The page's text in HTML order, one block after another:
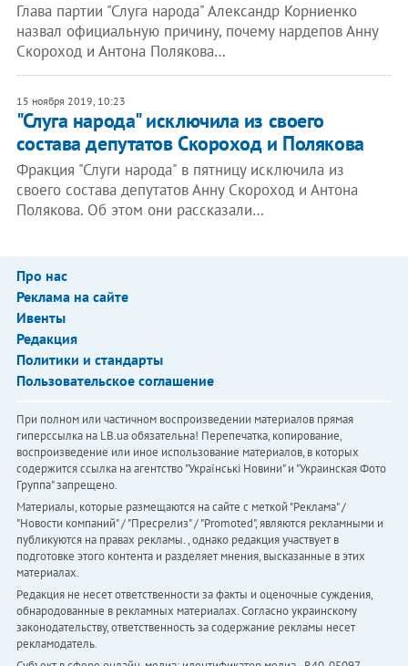
Глава партии "Слуга народа" Александр Корниенко
назвал официальную причину, почему нардепов Анну
Скороход и Антона Полякова…
15 ноября 2019, 10:23
"Слуга народа" исключила из своего
состава депутатов Скороход и Полякова
Фракция "Слуги народа" в пятницу исключила из
своего состава депутатов Анну Скороход и Антона
Полякова. Об этом они рассказали…
Про нас
Реклама на сайте
Ивенты
Редакция
Политики и стандарты
Пользовательское соглашение
При полном или частичном воспроизведении материалов прямая
гиперссылка на LB.ua обязательна! Перепечатка, копирование,
воспроизведение или иное использование материалов, в которых
содержится ссылка на агентство "Українськi Новини" и "Украинская Фото
Группа" запрещено.
Материалы, которые размещаются на сайте с меткой "Реклама" /
"Новости компаний" / "Пресрелиз" / "Promoted", являются рекламными и
публикуются на правах рекламы. , однако редакция участвует в
подготовке этого контента и разделяет мнения, высказанные в этих
материалах.
Редакция не несет ответственности за факты и оценочные суждения,
обнародованные в рекламных материалах. Согласно украинскому
законодательству, ответственность за содержание рекламы несет
рекламодатель.